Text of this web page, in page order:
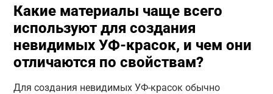
Какие материалы чаще всего
используют для создания
невидимых УФ-красок, и чем они
отличаются по свойствам?
Для создания невидимых УФ-красок обычно